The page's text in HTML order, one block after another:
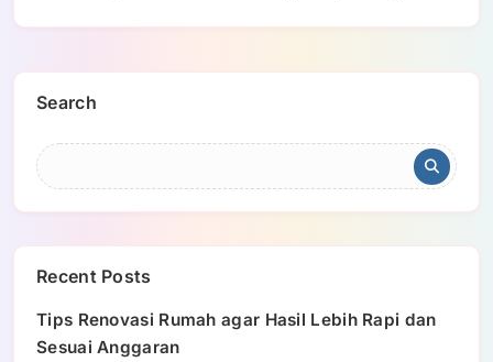
Search
Recent Posts
Tips Renovasi Rumah agar Hasil Lebih Rapi dan
Sesuai Anggaran